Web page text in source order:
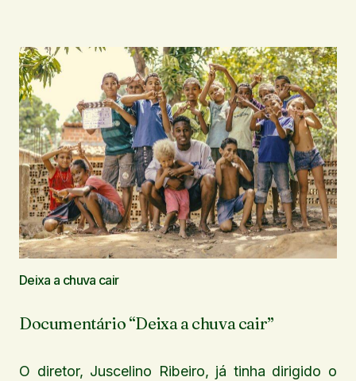
Deixa a chuva cair
Documentário “Deixa a chuva cair”
O diretor, Juscelino Ribeiro, já tinha dirigido o